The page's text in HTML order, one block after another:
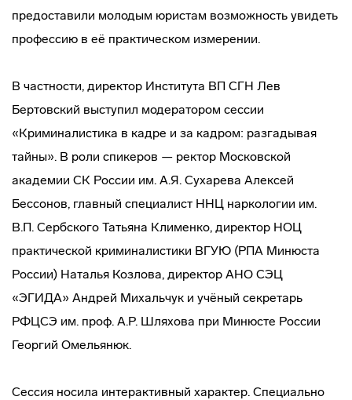
предоставили молодым юристам возможность увидеть
профессию в её практическом измерении.
В частности, директор Института ВП СГН Лев
Бертовский выступил модератором сессии
«Криминалистика в кадре и за кадром: разгадывая
тайны». В роли спикеров — ректор Московской
академии СК России им. А.Я. Сухарева Алексей
Бессонов, главный специалист ННЦ наркологии им.
В.П. Сербского Татьяна Клименко, директор НОЦ
практической криминалистики ВГУЮ (РПА Минюста
России) Наталья Козлова, директор АНО СЭЦ
«ЭГИДА» Андрей Михальчук и учёный секретарь
РФЦСЭ им. проф. А.Р. Шляхова при Минюсте России
Георгий Омельянюк.
Сессия носила интерактивный характер. Специально